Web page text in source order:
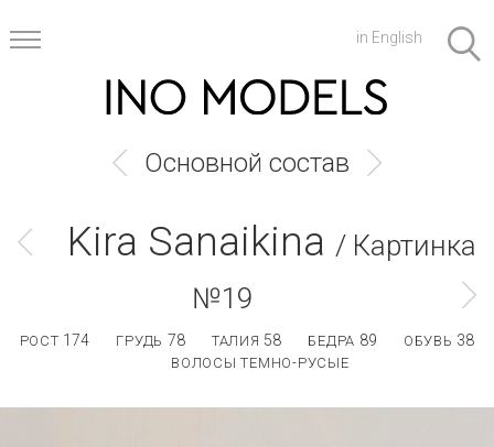
in English
Основной состав
Kira Sanaikina / Картинка
№19
РОСТ 174 ГРУДЬ 78 ТАЛИЯ 58 БЕДРА 89 ОБУВЬ 38
ВОЛОСЫ ТЕМНО-РУСЫЕ